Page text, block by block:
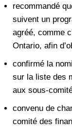
recommandé
suivent un
agréé, comme
Ontario, afin
confirmé la
sur la liste des
aux sous-
convenu de
comité des